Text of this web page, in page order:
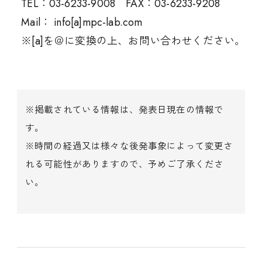
TEL：03-6233-9008 FAX：03-6233-9208
Mail： info[a]mpc-lab.com
※[a]を＠に変換の上、お問い合わせください。
※掲載されている情報は、発表日現在の情報で
す。
※時間の経過又は様々な後発事象によって変更さ
れる可能性がありますので、予めご了承くださ
い。